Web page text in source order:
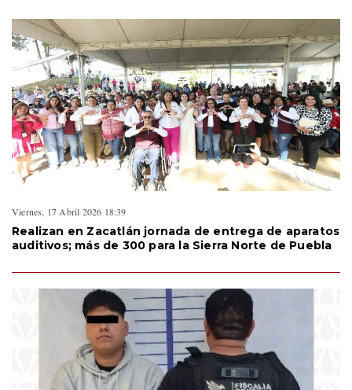
Viernes, 17 Abril 2026 18:39
Realizan en Zacatlán jornada de entrega de aparatos
auditivos; más de 300 para la Sierra Norte de Puebla